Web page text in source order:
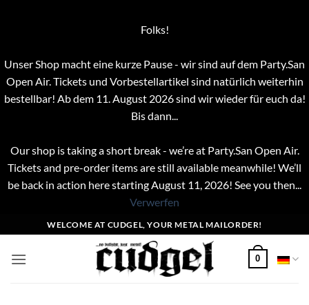
Folks!
Unser Shop macht eine kurze Pause - wir sind auf dem Party.San
Open Air. Tickets und Vorbestellartikel sind natürlich weiterhin
bestellbar! Ab dem 11. August 2026 sind wir wieder für euch da!
Bis dann...
Our shop is taking a short break - we’re at Party.San Open Air.
Tickets and pre-order items are still available meanwhile! We’ll
be back in action here starting August 11, 2026! See you then...
Verwerfen
Inhalt
springen
WELCOME AT CUDGEL, YOUR METAL MAILORDER!
0